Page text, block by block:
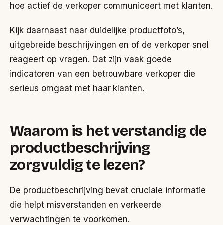
hoe actief de verkoper communiceert met klanten.
Kijk daarnaast naar duidelijke productfoto’s,
uitgebreide beschrijvingen en of de verkoper snel
reageert op vragen. Dat zijn vaak goede
indicatoren van een betrouwbare verkoper die
serieus omgaat met haar klanten.
Waarom is het verstandig de
productbeschrijving
zorgvuldig te lezen?
De productbeschrijving bevat cruciale informatie
die helpt misverstanden en verkeerde
verwachtingen te voorkomen.